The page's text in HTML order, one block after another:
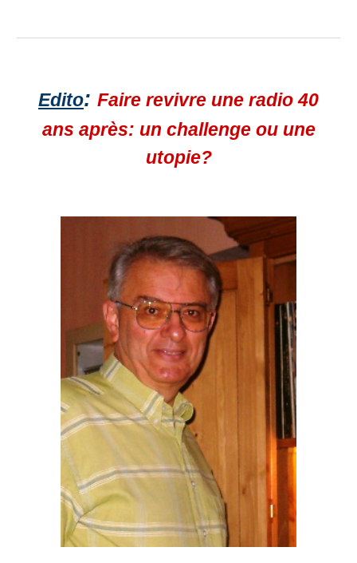
Edito: Faire revivre une radio 40
ans après: un challenge ou une
utopie?